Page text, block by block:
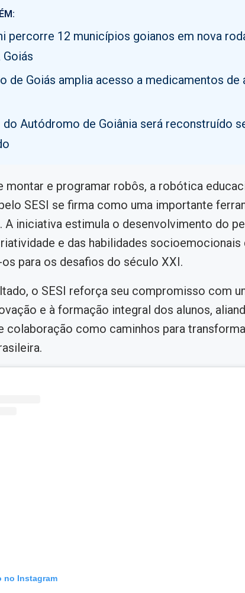
percorre 12 municípios goianos em nova
Goiás
de Goiás amplia acesso a medicamentos
Autódromo de Goiânia será reconstruído
montar e programar robôs, a robótica
SESI se firma como uma importante
A iniciativa estimula o desenvolvimento do
e das habilidades socioemocionais
para os desafios do século XXI.
o SESI reforça seu compromisso com
e à formação integral dos alunos,
colaboração como caminhos para
no Instagram